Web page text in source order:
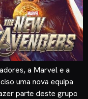
a Marvel e a
uma nova equipa
parte deste grupo